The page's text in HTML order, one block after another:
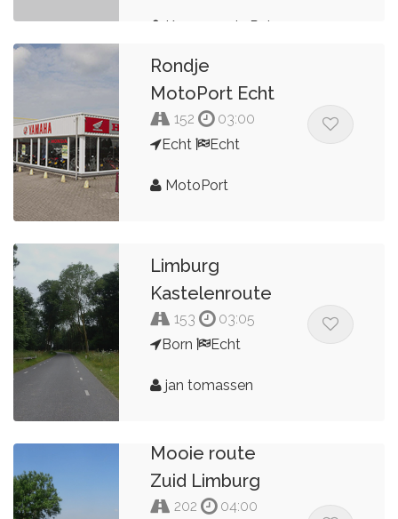
Kees van de Pol
Rondje
MotoPort Echt
152
03:00
Echt
Echt
MotoPort
Limburg
Kastelenroute
153
03:05
Born
Echt
jan tomassen
Mooie route
Zuid Limburg
202
04:00